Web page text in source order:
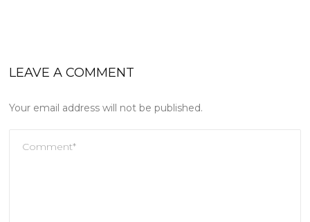
LEAVE A COMMENT
Your email address will not be published.